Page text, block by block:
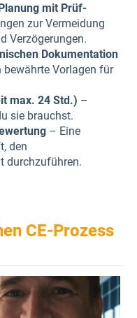
mit Prüf-
zur Vermeidung
Verzögerungen.
Dokumentation
bewährte Vorlagen für
max. 24 Std.) –
sie brauchst.
– Eine
den
durchzuführen.
CE-Prozess